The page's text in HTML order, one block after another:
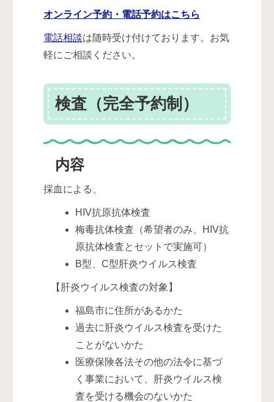
オンライン予約・電話予約はこちら
電話相談は随時受け付けております。お気
軽にご相談ください。
検査（完全予約制）
内容
採血による、
HIV抗原抗体検査
梅毒抗体検査（希望者のみ、HIV抗
原抗体検査とセットで実施可）
B型、C型肝炎ウイルス検査
【肝炎ウイルス検査の対象】
福島市に住所があるかた
過去に肝炎ウイルス検査を受けた
ことがないかた
医療保険各法その他の法令に基づ
く事業において、肝炎ウイルス検
査を受ける機会のないかた